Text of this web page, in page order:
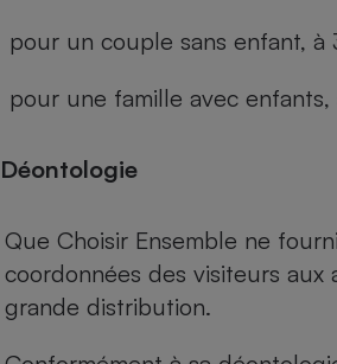
pour un couple sans enfant, à
pour une famille avec
Déontologie
Que Choisir Ensemble ne
coordonnées des visiteurs aux
grande distribution.